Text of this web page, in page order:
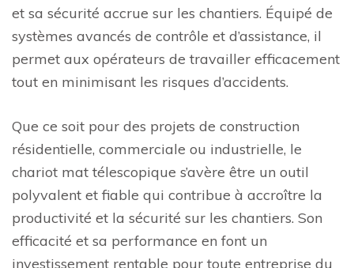
et sa sécurité accrue sur les chantiers. Équipé de
systèmes avancés de contrôle et d’assistance, il
permet aux opérateurs de travailler efficacement
tout en minimisant les risques d’accidents.
Que ce soit pour des projets de construction
résidentielle, commerciale ou industrielle, le
chariot mat télescopique s’avère être un outil
polyvalent et fiable qui contribue à accroître la
productivité et la sécurité sur les chantiers. Son
efficacité et sa performance en font un
investissement rentable pour toute entreprise du